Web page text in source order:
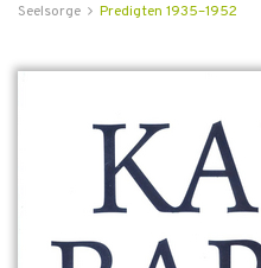
Seelsorge
Predigten 1935–1952